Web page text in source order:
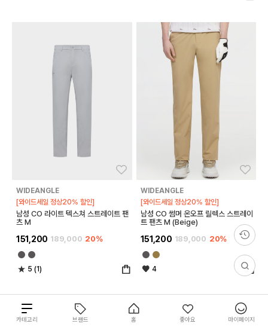
WIDEANGLE
[와이드세일 정상20% 할인]
남성 CO 라이트 텍스쳐 스트레이트 팬
츠 M
151,200 189,000 20%
5 (1)
WIDEANGLE
[와이드세일 정상20% 할인]
남성 CO 썸머 온오프 릴렉스 스트레이
트 팬츠 M (Beige)
151,200 189,000 20%
4
카테고리 브랜드 홈 좋아요 마이페이지